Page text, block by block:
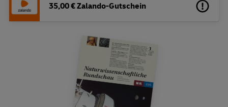
35,00 € Zalando-Gutschein